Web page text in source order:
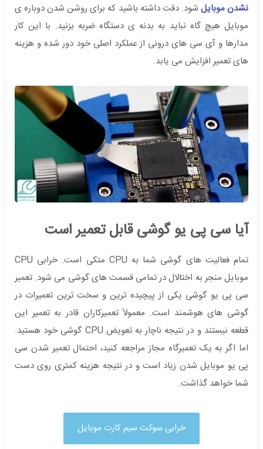
نشدن موبایل شود. دقت داشته باشید که برای روشن شدن دوباره ی
موبایل هیچ گاه نباید به بدنه ی دستگاه ضربه بزنید. با این کار
مدارها و آی سی های درونی از عملکرد اصلی خود دور شده و هزینه
های تعمیر افزایش می یابد.
آیا سی پی یو گوشی قابل تعمیر است
تمام فعالیت های گوشی شما به CPU متکی است. خرابی CPU
موبایل منجر به اختالال در تمامی قسمت های گوشی می شود. تعمیر
سی پی یو گوشی یکی از پیچیده ترین و سخت ترین تعمیرات در
گوشی های هوشمند است. معمولاً تعمیرکاران قادر به تعمیر این
قطعه نیستند و در نتیجه ناچار به تعویض CPU گوشی خود هستید.
اما اگر به یک تعمیرگاه مجاز مراجعه کنید، احتمال تعمیر شدن سی
پی یو موبایل شدن زیاد است و در نتیجه هزینه کمتری روی دست
شما خواهد گذاشت.
خرابی سوکت سیم کارت موبایل